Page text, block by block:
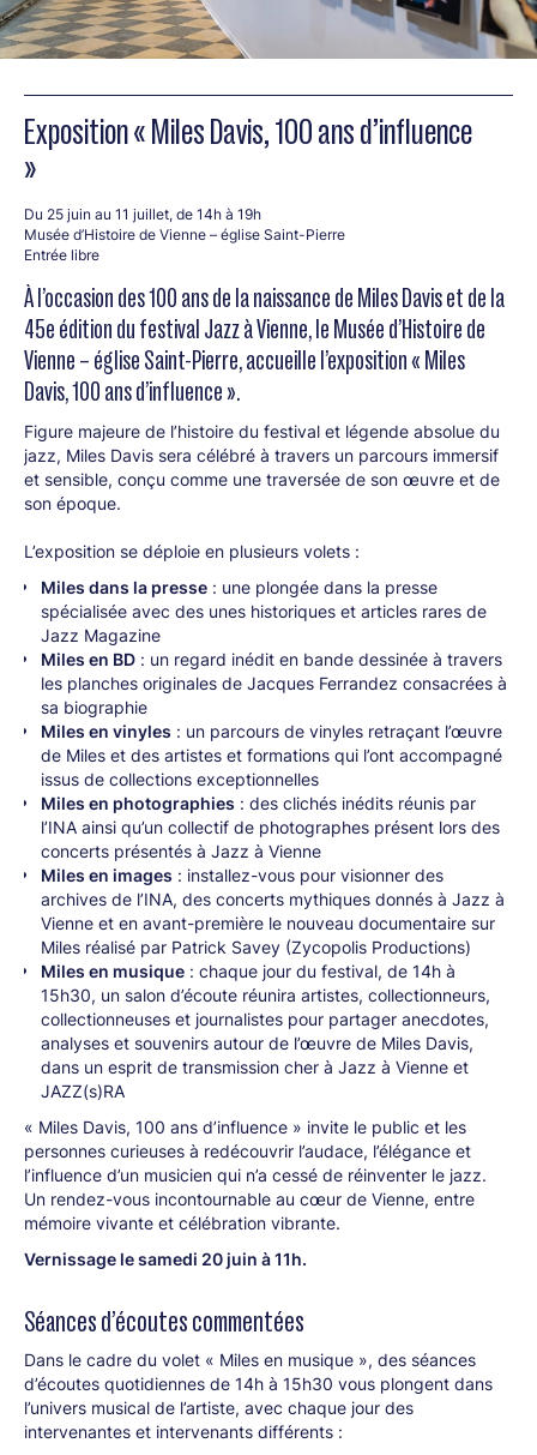
Exposition « Miles Davis, 100 ans d’influence
»
Du 25 juin au 11 juillet, de 14h à 19h
Musée d’Histoire de Vienne – église Saint-Pierre
Entrée libre
À l’occasion des 100 ans de la naissance de Miles Davis et de la
45e édition du festival Jazz à Vienne, le Musée d’Histoire de
Vienne – église Saint-Pierre, accueille l’exposition « Miles
Davis, 100 ans d’influence ».
Figure majeure de l’histoire du festival et légende absolue du
jazz, Miles Davis sera célébré à travers un parcours immersif
et sensible, conçu comme une traversée de son œuvre et de
son époque.
L’exposition se déploie en plusieurs volets :
Miles dans la presse : une plongée dans la presse
spécialisée avec des unes historiques et articles rares de
Jazz Magazine
Miles en BD : un regard inédit en bande dessinée à travers
les planches originales de Jacques Ferrandez consacrées à
sa biographie
Miles en vinyles : un parcours de vinyles retraçant l’œuvre
de Miles et des artistes et formations qui l’ont accompagné
issus de collections exceptionnelles
Miles en photographies : des clichés inédits réunis par
l’INA ainsi qu’un collectif de photographes présent lors des
concerts présentés à Jazz à Vienne
Miles en images : installez-vous pour visionner des
archives de l’INA, des concerts mythiques donnés à Jazz à
Vienne et en avant-première le nouveau documentaire sur
Miles réalisé par Patrick Savey (Zycopolis Productions)
Miles en musique : chaque jour du festival, de 14h à
15h30, un salon d’écoute réunira artistes, collectionneurs,
collectionneuses et journalistes pour partager anecdotes,
analyses et souvenirs autour de l’œuvre de Miles Davis,
dans un esprit de transmission cher à Jazz à Vienne et
JAZZ(s)RA
« Miles Davis, 100 ans d’influence » invite le public et les
personnes curieuses à redécouvrir l’audace, l’élégance et
l’influence d’un musicien qui n’a cessé de réinventer le jazz.
Un rendez-vous incontournable au cœur de Vienne, entre
mémoire vivante et célébration vibrante.
Vernissage le samedi 20 juin à 11h.
Séances d’écoutes commentées
Dans le cadre du volet « Miles en musique », des séances
d’écoutes quotidiennes de 14h à 15h30 vous plongent dans
l’univers musical de l’artiste, avec chaque jour des
intervenantes et intervenants différents :